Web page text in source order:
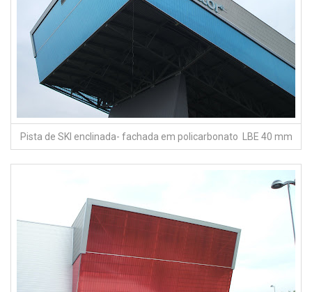
Paarede em policarbonato colorida – BICOLOR – DECO-COLOR